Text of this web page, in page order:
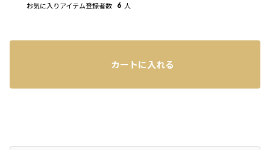
お気に入りアイテム登録者数 6 人
カートに入れる